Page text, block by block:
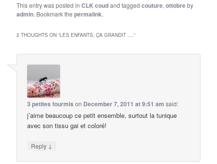
This entry was posted inCLK coudand taggedcouture,ottobreby
admin. Bookmark thepermalink.
2 THOUGHTS ON “LES ENFANTS, ÇA GRANDIT ….”
3 petites fourmis on December 7, 2011 at 9:51 am said:
j’aime beaucoup ce petit ensemble, surtout la tunique
avec son tissu gai et coloré!
Reply ↓